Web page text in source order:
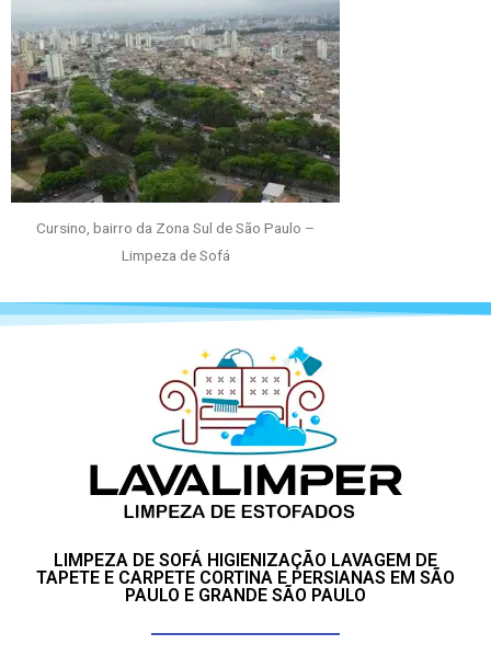
Cursino, bairro da Zona Sul de São Paulo –
Limpeza de Sofá
LIMPEZA DE SOFÁ HIGIENIZAÇÃO LAVAGEM DE
TAPETE E CARPETE CORTINA E PERSIANAS EM SÃO
PAULO E GRANDE SÃO PAULO